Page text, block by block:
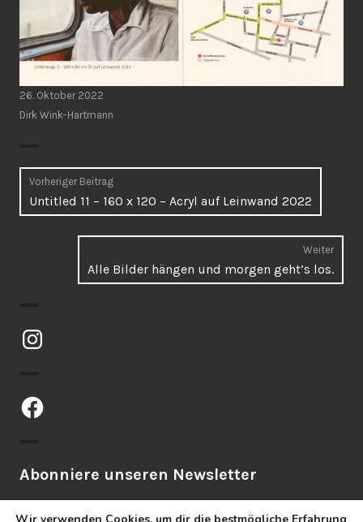
26. Oktober 2022
Dirk Wink-Hartmann
Beitragsnavigation
Vorheriger Beitrag
Vorheriger
Beitrag:
Untitled 11 – 160 x 120 – Acryl auf Leinwand 2022
Weiter
Alle Bilder hängen und morgen geht’s los.
Instagram
Facebook
Abonniere unseren Newsletter